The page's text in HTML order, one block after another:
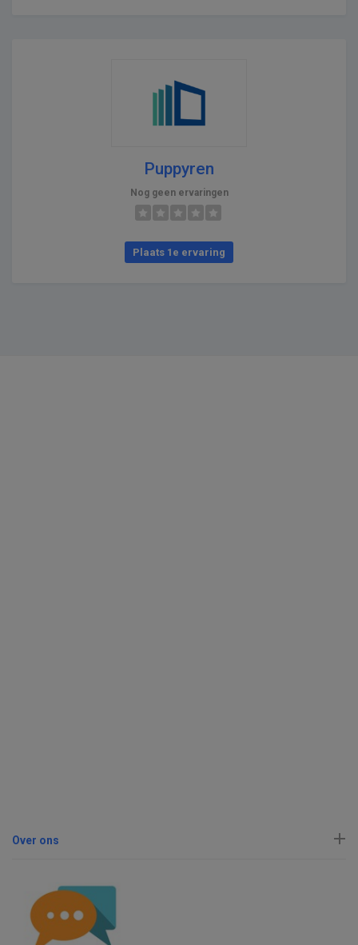
Puppyren
Nog geen ervaringen
Plaats 1e ervaring
Over ons